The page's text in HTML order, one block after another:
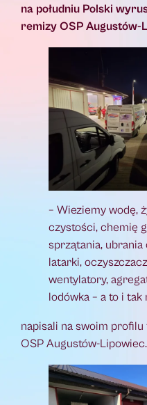
na południu Polski
remizy OSP Augustów-
– Wieziemy wodę,
czystości, chemię
sprzątania,
latarki,
wentylatory,
lodówka – a to i tak
napisali na swoim
OSP Augustów-Lipowiec.